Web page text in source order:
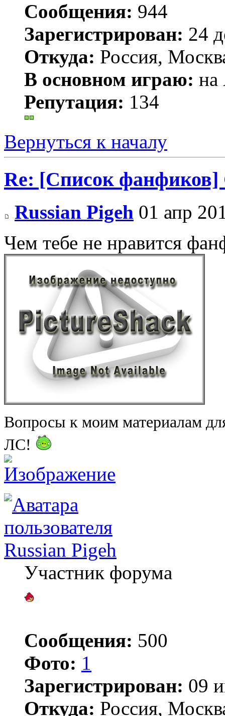
Сообщения: 944
Зарегистрирован: 24
Откуда: Россия,
В основном играю: на
Репутация: 134
Вернуться к началу
Re: [Список фанфиков]
Russian Pigeh 01 апр
Чем тебе не нравится
Вопросы к моим материалам
ЛС!
Russian Pigeh
Участник форума
Сообщения: 500
Фото: 1
Зарегистрирован: 09
Откуда: Россия,